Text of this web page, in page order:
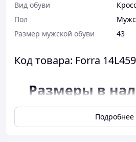
Вид обуви
Пол
Размер мужской обуви
43
Код товара: Forra
Размеры в
Соответствие
длине
Подробнее